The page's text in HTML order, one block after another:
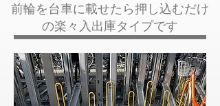
前輪を台車に載せたら押し込むだけ
の楽々入出庫タイプです